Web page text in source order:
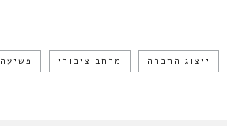
ייצוג החברה מרחב ציבורי פשיעה